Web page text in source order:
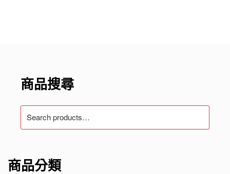
商品搜尋
Search
for:
商品分類